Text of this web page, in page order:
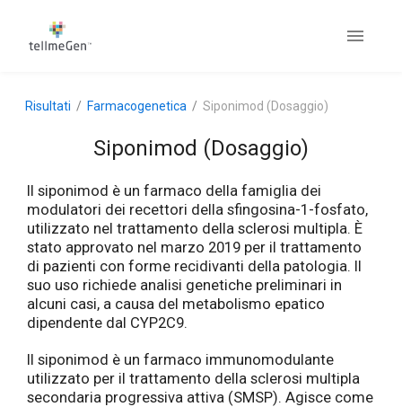
Risultati Farmacogenetica Siponimod (Dosaggio)
Siponimod (Dosaggio)
Il siponimod è un farmaco della famiglia dei
modulatori dei recettori della sfingosina-1-fosfato,
utilizzato nel trattamento della sclerosi multipla. È
stato approvato nel marzo 2019 per il trattamento
di pazienti con forme recidivanti della patologia. Il
suo uso richiede analisi genetiche preliminari in
alcuni casi, a causa del metabolismo epatico
dipendente dal CYP2C9.
Il siponimod è un farmaco immunomodulante
utilizzato per il trattamento della sclerosi multipla
secondaria progressiva attiva (SMSP). Agisce come